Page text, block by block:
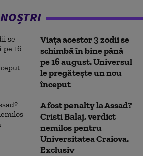
Viața acestor 3 zodii se
schimbă în bine până
pe 16 august. Universul
le pregătește un nou
început
A fost penalty la Assad?
Cristi Balaj, verdict
nemilos pentru
Universitatea Craiova.
Exclusiv